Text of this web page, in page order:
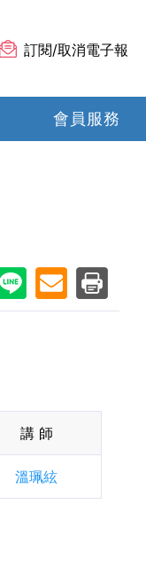
訂閱/取消電子報
會員服務
講 師
溫珮絃